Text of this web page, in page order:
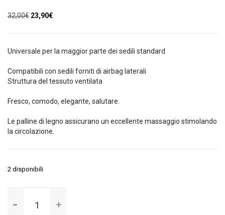
32,00€ Il
originale
32,00€.
23,90€Il
attuale
23,90€.
Universale per la maggior parte dei sedili standard
Compatibili con sedili forniti di airbag laterali
Struttura del tessuto ventilata
Fresco, comodo, elegante, salutare.
Le palline di legno assicurano un eccellente massaggio stimolando
la circolazione.
2 disponibili